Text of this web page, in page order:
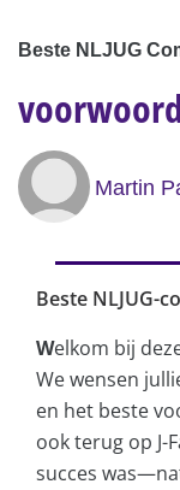
Beste NLJUG
Martin
Beste NLJUG-
Welkom bij
We wensen
en het beste
ook terug op J-
succes